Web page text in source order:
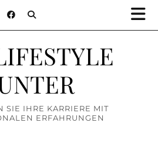
SIE IHRE KARRIERE MIT
ERFAHRUNGEN